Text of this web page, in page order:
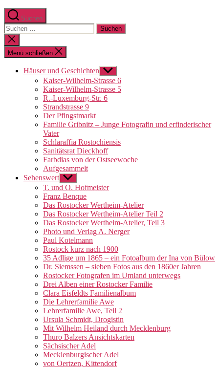
Suchen
Suchen
nach:
Suche
schließen
Menü schließen
Häuser und Geschichten Untermenü
anzeigen
Kaiser-Wilhelm-Strasse 6
Kaiser-Wilhelm-Strasse 5
R.-Luxemburg-Str. 6
Strandstrasse 9
Der Pfingstmarkt
Familie Gribnitz – Junge Fotografin und erfinderischer
Vater
Schlaraffia Rostochiensis
Sanitätsrat Dieckhoff
Farbdias von der Ostseewoche
Aufgesammelt
Sehenswert Untermenü
anzeigen
T. und O. Hofmeister
Franz Benque
Das Rostocker Wertheim-Atelier
Das Rostocker Wertheim-Atelier Teil 2
Das Rostocker Wertheim-Atelier, Teil 3
Photo und Verlag A. Nerger
Paul Kotelmann
Rostock kurz nach 1900
35 Adlige um 1865 – ein Fotoalbum der Ina von Bülow
Dr. Siemssen – sieben Fotos aus den 1860er Jahren
Rostocker Fotografen im Umland unterwegs
Drei Alben einer Rostocker Familie
Clara Eisfeldts Familienalbum
Die Lehrerfamilie Awe
Lehrerfamilie Awe, Teil 2
Ursula Schmidt, Drogistin
Mit Wilhelm Heiland durch Mecklenburg
Thuro Balzers Ansichtskarten
Sächsischer Adel
Mecklenburgischer Adel
von Oertzen, Kittendorf